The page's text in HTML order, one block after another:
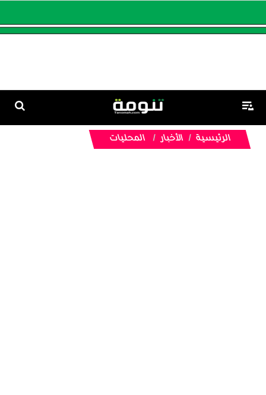
الرئيسية الأخبار المحليات